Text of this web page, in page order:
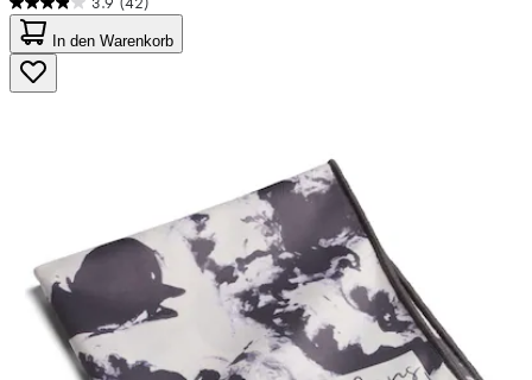
3.9
von
5
Sternen.
42
In den Warenkorb